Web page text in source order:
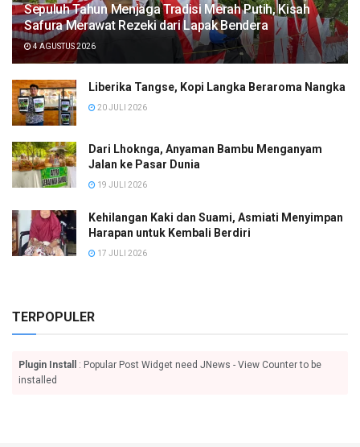
Sepuluh Tahun Menjaga Tradisi Merah Putih, Kisah
Safura Merawat Rezeki dari Lapak Bendera
4 AGUSTUS 2026
Liberika Tangse, Kopi Langka Beraroma Nangka
20 JULI 2026
Dari Lhoknga, Anyaman Bambu Menganyam
Jalan ke Pasar Dunia
19 JULI 2026
Kehilangan Kaki dan Suami, Asmiati Menyimpan
Harapan untuk Kembali Berdiri
17 JULI 2026
TERPOPULER
Plugin Install
: Popular Post Widget need JNews - View Counter to be
installed